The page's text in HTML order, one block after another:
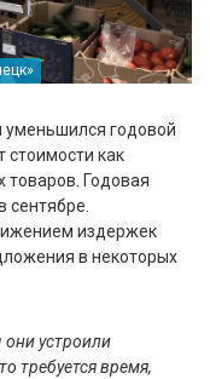
уменьшился годовой
стоимости как
товаров. Годовая
сентябре.
издержек
в некоторых
устроили
требуется время,